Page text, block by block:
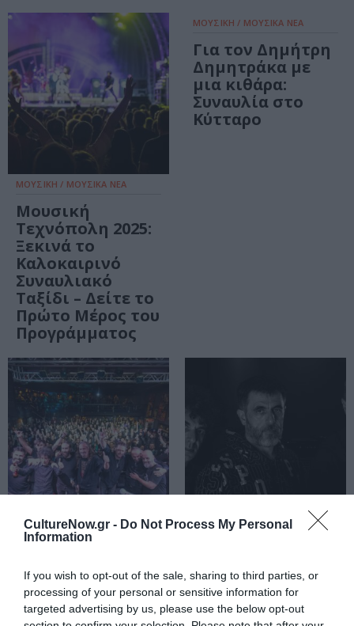
CultureNow.gr - Do Not Process My Personal
Information
If you wish to opt-out of the sale, sharing to third parties, or
processing of your personal or sensitive information for
targeted advertising by us, please use the below opt-out
ΜΟΥΣΙΚΗ / ΜΟΥΣΙΚΑ ΝΕΑ
Μουσική
Τεχνόπολη 2025:
Ξεκινά το
Καλοκαιρινό
Συναυλιακό
Ταξίδι – Δείτε το
Πρώτο Μέρος του
Προγράμματος
ΜΟΥΣΙΚΗ / ΜΟΥΣΙΚΑ ΝΕΑ
Για τον Δημήτρη
Δημητράκα με
μια κιθάρα:
Συναυλία στο
Κύτταρο
ΜΟΥΣΙΚΗ / ΜΟΥΣΙΚΑ ΝΕΑ
Ρεύματα, Magic
de Spell &
Δημήτρης
ΜΟΥΣΙΚΗ / ΜΟΥΣΙΚΑ ΝΕΑ
Υπόγεια Ρεύματα:
Γενέθλια στο
Κύτταρο!